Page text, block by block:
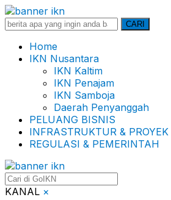
Search
CARI
Home
IKN Nusantara
IKN Kaltim
IKN Penajam
IKN Samboja
Daerah Penyanggah
PELUANG BISNIS
INFRASTRUKTUR & PROYEK
REGULASI & PEMERINTAH
KANAL ×